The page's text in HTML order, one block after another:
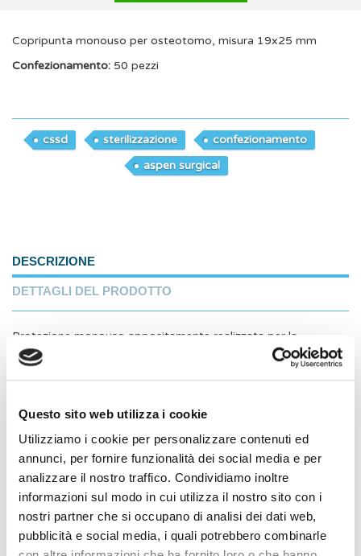
Questo sito web utilizza i cookie
Utilizziamo i cookie per personalizzare contenuti ed
annunci, per fornire funzionalità dei social media e per
analizzare il nostro traffico. Condividiamo inoltre
informazioni sul modo in cui utilizza il nostro sito con i
nostri partner che si occupano di analisi dei dati web,
pubblicità e social media, i quali potrebbero combinarle
Copripunta monouso per osteotomo, misura 19x25 mm
Confezionamento: 50 pezzi
cssd sterilizzazione
confezionamento
aspen surgical
DESCRIZIONE
DETTAGLI DEL PRODOTTO
Protezione monouso appositamente realizzata per la
copertura della punta degli osteotomi durante le fasi di
sterilizzazione, stoccaggio e movimentazione. Realizzate in
materiali latex free e dotati di fori per la microventilazione.
TI CONSIGLIAMO ANCHE